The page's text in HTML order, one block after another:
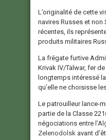
L’originalité de cette
navires Russes et
récentes, ils
produits militaires
La frégate furtive
Krivak IV/Talwar, fer
longtemps intéressé
qu’elle ne choisisse
Le patrouilleur lance-
partie de la Classe
négociations entre
Zelenodolsk avant